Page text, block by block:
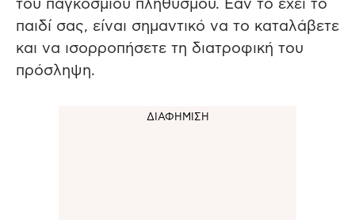
του παγκόσμιου πληθυσμού. Εάν το έχει το
παιδί σας, είναι σημαντικό να το καταλάβετε
και να ισορροπήσετε τη διατροφική του
πρόσληψη.